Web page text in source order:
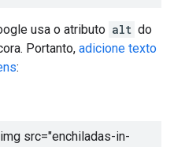
usa o atributo alt do
Portanto, adicione texto
:
src="enchiladas-in-